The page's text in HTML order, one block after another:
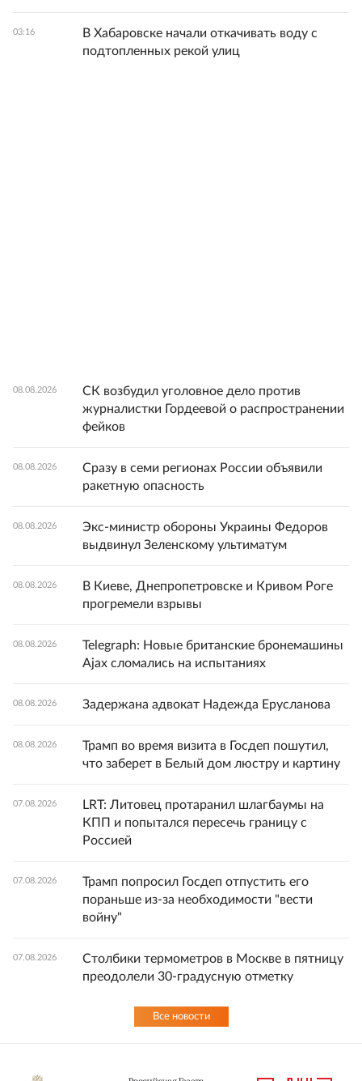
03:16
В Хабаровске начали откачивать воду с
подтопленных рекой улиц
08.08.2026
СК возбудил уголовное дело против
журналистки Гордеевой о распространении
фейков
08.08.2026
Сразу в семи регионах России объявили
ракетную опасность
08.08.2026
Экс-министр обороны Украины Федоров
выдвинул Зеленскому ультиматум
08.08.2026
В Киеве, Днепропетровске и Кривом Роге
прогремели взрывы
08.08.2026
Telegraph: Новые британские бронемашины
Ajax сломались на испытаниях
08.08.2026 Задержана адвокат Надежда Ерусланова
08.08.2026
Трамп во время визита в Госдеп пошутил,
что заберет в Белый дом люстру и картину
07.08.2026
LRT: Литовец протаранил шлагбаумы на
КПП и попытался пересечь границу с
Россией
07.08.2026
Трамп попросил Госдеп отпустить его
пораньше из-за необходимости "вести
войну"
07.08.2026
Столбики термометров в Москве в пятницу
преодолели 30-градусную отметку
Все новости